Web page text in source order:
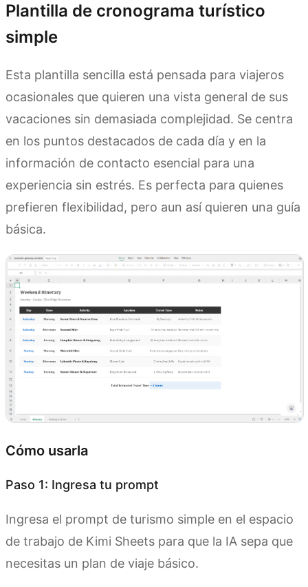
Plantilla de cronograma turístico
simple
Esta plantilla sencilla está pensada para viajeros
ocasionales que quieren una vista general de sus
vacaciones sin demasiada complejidad. Se centra
en los puntos destacados de cada día y en la
información de contacto esencial para una
experiencia sin estrés. Es perfecta para quienes
prefieren flexibilidad, pero aun así quieren una guía
básica.
Cómo usarla
Paso 1: Ingresa tu prompt
Ingresa el prompt de turismo simple en el espacio
de trabajo de Kimi Sheets para que la IA sepa que
necesitas un plan de viaje básico.